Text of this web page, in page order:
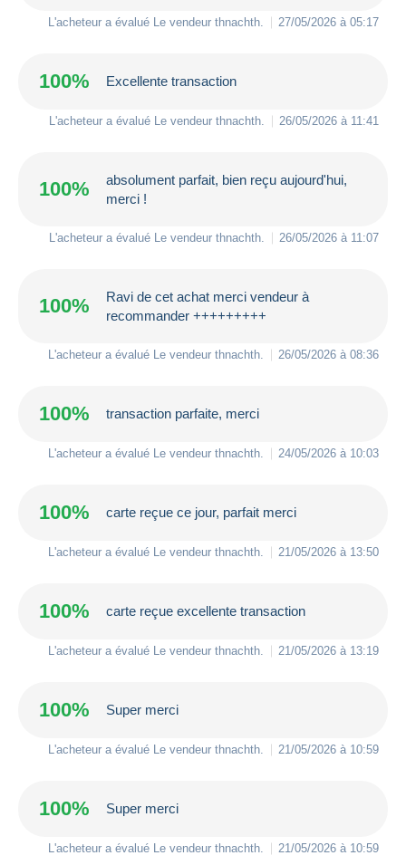
L'acheteur a évalué Le vendeur thnachth 27/05/2026 à 05:17
100% Excellente transaction
L'acheteur a évalué Le vendeur thnachth 26/05/2026 à 11:41
100%
absolument parfait, bien reçu aujourd'hui,
merci !
L'acheteur a évalué Le vendeur thnachth 26/05/2026 à 11:07
100%
Ravi de cet achat merci vendeur à
recommander +++++++++
L'acheteur a évalué Le vendeur thnachth 26/05/2026 à 08:36
100% transaction parfaite, merci
L'acheteur a évalué Le vendeur thnachth 24/05/2026 à 10:03
100% carte reçue ce jour, parfait merci
L'acheteur a évalué Le vendeur thnachth 21/05/2026 à 13:50
100% carte reçue excellente transaction
L'acheteur a évalué Le vendeur thnachth 21/05/2026 à 13:19
100% Super merci
L'acheteur a évalué Le vendeur thnachth 21/05/2026 à 10:59
100% Super merci
L'acheteur a évalué Le vendeur thnachth 21/05/2026 à 10:59